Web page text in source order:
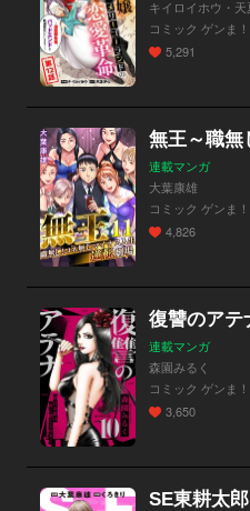
キイロイホウ・天
コミック ゲンま！
5,291
連載マンガ
大葉康雄
コミック ゲンま！
4,826
連載マンガ
森園みるく
コミック ゲンま！
3,650
SE東耕太